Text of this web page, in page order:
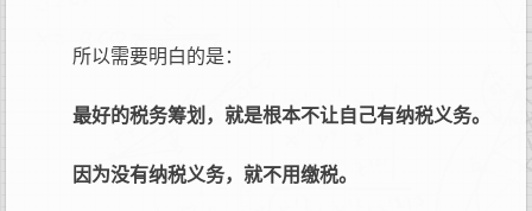
所以需要明白的是：
最好的税务筹划，就是根本不让自己有纳税义务。
因为没有纳税义务，就不用缴税。